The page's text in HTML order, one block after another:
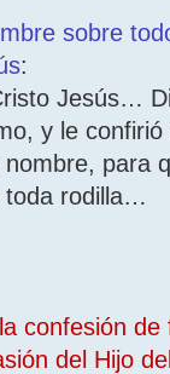
sobre
:
Jesús…
y le confirió
para
toda rodilla…
confesión
del Hijo